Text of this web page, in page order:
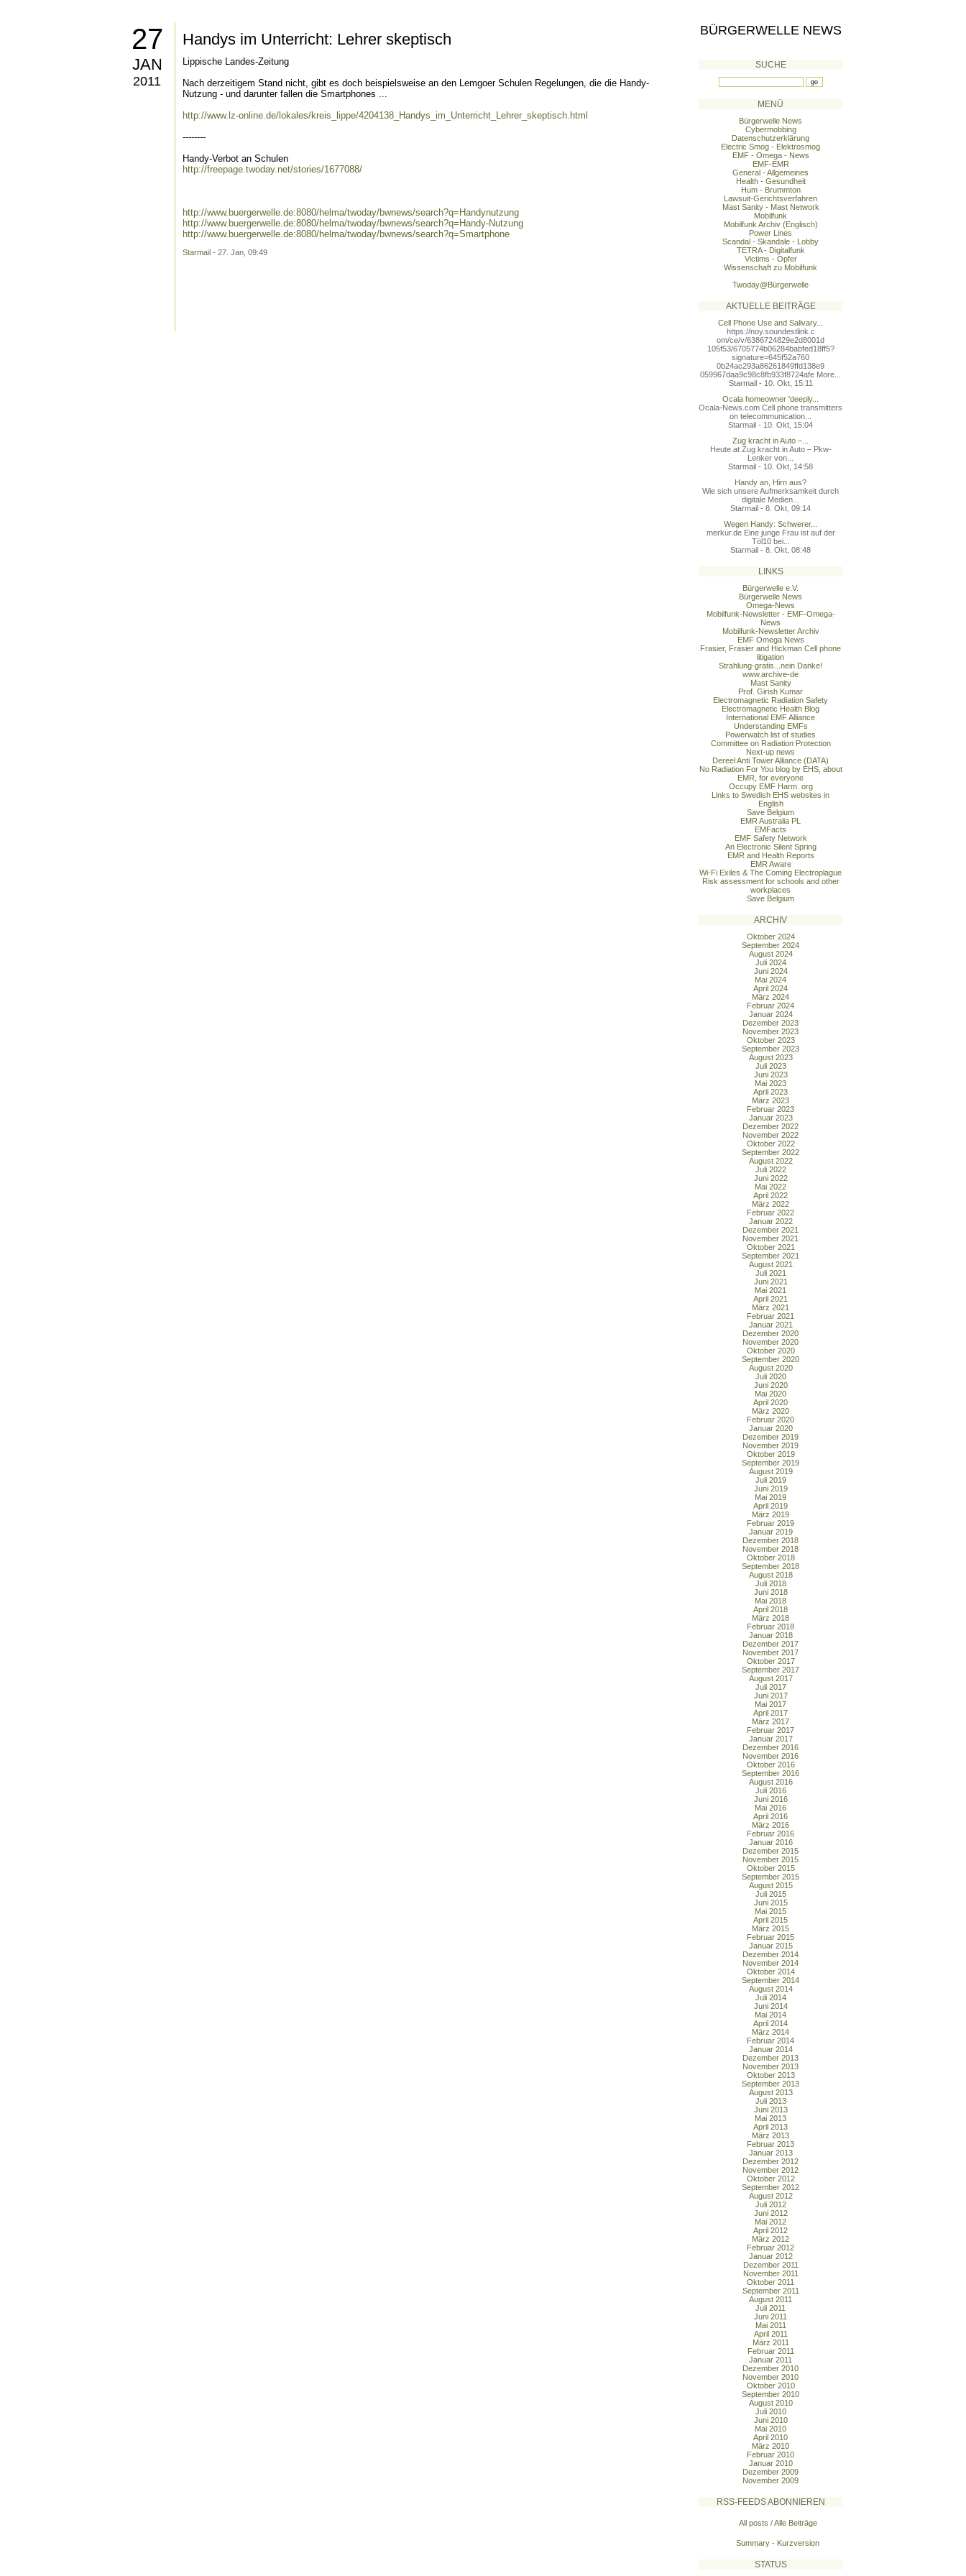
27
JAN
2011
Handys im Unterricht: Lehrer skeptisch
Lippische Landes-Zeitung
Nach derzeitigem Stand nicht, gibt es doch beispielsweise an den Lemgoer Schulen Regelungen, die die Handy-
Nutzung - und darunter fallen die Smartphones ...
http://www.lz-online.de/lokales/kreis_lippe/4204138_Handys_im_Unterricht_Lehrer_skeptisch.html
--------
Handy-Verbot an Schulen
http://freepage.twoday.net/stories/1677088/
http://www.buergerwelle.de:8080/helma/twoday/bwnews/search?q=Handynutzung
http://www.buergerwelle.de:8080/helma/twoday/bwnews/search?q=Handy-Nutzung
http://www.buergerwelle.de:8080/helma/twoday/bwnews/search?q=Smartphone
Starmail - 27. Jan, 09:49
BÜRGERWELLE NEWS
SUCHE
MENÜ
Bürgerwelle News
Cybermobbing
Datenschutzerklärung
Electric Smog - Elektrosmog
EMF - Omega - News
EMF-EMR
General - Allgemeines
Health - Gesundheit
Hum - Brummton
Lawsuit-Gerichtsverfahren
Mast Sanity - Mast Network
Mobilfunk
Mobilfunk Archiv (Englisch)
Power Lines
Scandal - Skandale - Lobby
TETRA - Digitalfunk
Victims - Opfer
Wissenschaft zu Mobilfunk
Twoday@Bürgerwelle
AKTUELLE BEITRÄGE
Cell Phone Use and Salivary...
https://noy.soundestlink.c
om/ce/v/6386724829e2d8001d
105f53/6705774b06284babfed18ff5?
signature=645f52a760
0b24ac293a86261849ffd138e9
059967daa9c98c8fb933f8724afe More...
Starmail - 10. Okt, 15:11
Ocala homeowner 'deeply...
Ocala-News.com Cell phone transmitters
on telecommunication...
Starmail - 10. Okt, 15:04
Zug kracht in Auto –...
Heute.at Zug kracht in Auto – Pkw-
Lenker von...
Starmail - 10. Okt, 14:58
Handy an, Hirn aus?
Wie sich unsere Aufmerksamkeit durch
digitale Medien...
Starmail - 8. Okt, 09:14
Wegen Handy: Schwerer...
merkur.de Eine junge Frau ist auf der
Töl10 bei...
Starmail - 8. Okt, 08:48
LINKS
Bürgerwelle e.V.
Bürgerwelle News
Omega-News
Mobilfunk-Newsletter - EMF-Omega-
News
Mobilfunk-Newsletter Archiv
EMF Omega News
Frasier, Frasier and Hickman Cell phone
litigation
Strahlung-gratis...nein Danke!
www.archive-de
Mast Sanity
Prof. Girish Kumar
Electromagnetic Radiation Safety
Electromagnetic Health Blog
International EMF Alliance
Understanding EMFs
Powerwatch list of studies
Committee on Radiation Protection
Next-up news
Dereel Anti Tower Alliance (DATA)
No Radiation For You blog by EHS, about
EMR, for everyone
Occupy EMF Harm. org
Links to Swedish EHS websites in
English
Save Belgium
EMR Australia PL
EMFacts
EMF Safety Network
An Electronic Silent Spring
EMR and Health Reports
EMR Aware
Wi-Fi Exiles & The Coming Electroplague
Risk assessment for schools and other
workplaces
Save Belgium
ARCHIV
Oktober 2024
September 2024
August 2024
Juli 2024
Juni 2024
Mai 2024
April 2024
März 2024
Februar 2024
Januar 2024
Dezember 2023
November 2023
Oktober 2023
September 2023
August 2023
Juli 2023
Juni 2023
Mai 2023
April 2023
März 2023
Februar 2023
Januar 2023
Dezember 2022
November 2022
Oktober 2022
September 2022
August 2022
Juli 2022
Juni 2022
Mai 2022
April 2022
März 2022
Februar 2022
Januar 2022
Dezember 2021
November 2021
Oktober 2021
September 2021
August 2021
Juli 2021
Juni 2021
Mai 2021
April 2021
März 2021
Februar 2021
Januar 2021
Dezember 2020
November 2020
Oktober 2020
September 2020
August 2020
Juli 2020
Juni 2020
Mai 2020
April 2020
März 2020
Februar 2020
Januar 2020
Dezember 2019
November 2019
Oktober 2019
September 2019
August 2019
Juli 2019
Juni 2019
Mai 2019
April 2019
März 2019
Februar 2019
Januar 2019
Dezember 2018
November 2018
Oktober 2018
September 2018
August 2018
Juli 2018
Juni 2018
Mai 2018
April 2018
März 2018
Februar 2018
Januar 2018
Dezember 2017
November 2017
Oktober 2017
September 2017
August 2017
Juli 2017
Juni 2017
Mai 2017
April 2017
März 2017
Februar 2017
Januar 2017
Dezember 2016
November 2016
Oktober 2016
September 2016
August 2016
Juli 2016
Juni 2016
Mai 2016
April 2016
März 2016
Februar 2016
Januar 2016
Dezember 2015
November 2015
Oktober 2015
September 2015
August 2015
Juli 2015
Juni 2015
Mai 2015
April 2015
März 2015
Februar 2015
Januar 2015
Dezember 2014
November 2014
Oktober 2014
September 2014
August 2014
Juli 2014
Juni 2014
Mai 2014
April 2014
März 2014
Februar 2014
Januar 2014
Dezember 2013
November 2013
Oktober 2013
September 2013
August 2013
Juli 2013
Juni 2013
Mai 2013
April 2013
März 2013
Februar 2013
Januar 2013
Dezember 2012
November 2012
Oktober 2012
September 2012
August 2012
Juli 2012
Juni 2012
Mai 2012
April 2012
März 2012
Februar 2012
Januar 2012
Dezember 2011
November 2011
Oktober 2011
September 2011
August 2011
Juli 2011
Juni 2011
Mai 2011
April 2011
März 2011
Februar 2011
Januar 2011
Dezember 2010
November 2010
Oktober 2010
September 2010
August 2010
Juli 2010
Juni 2010
Mai 2010
April 2010
März 2010
Februar 2010
Januar 2010
Dezember 2009
November 2009
RSS-FEEDS ABONNIEREN
All posts / Alle Beiträge
Summary - Kurzversion
STATUS